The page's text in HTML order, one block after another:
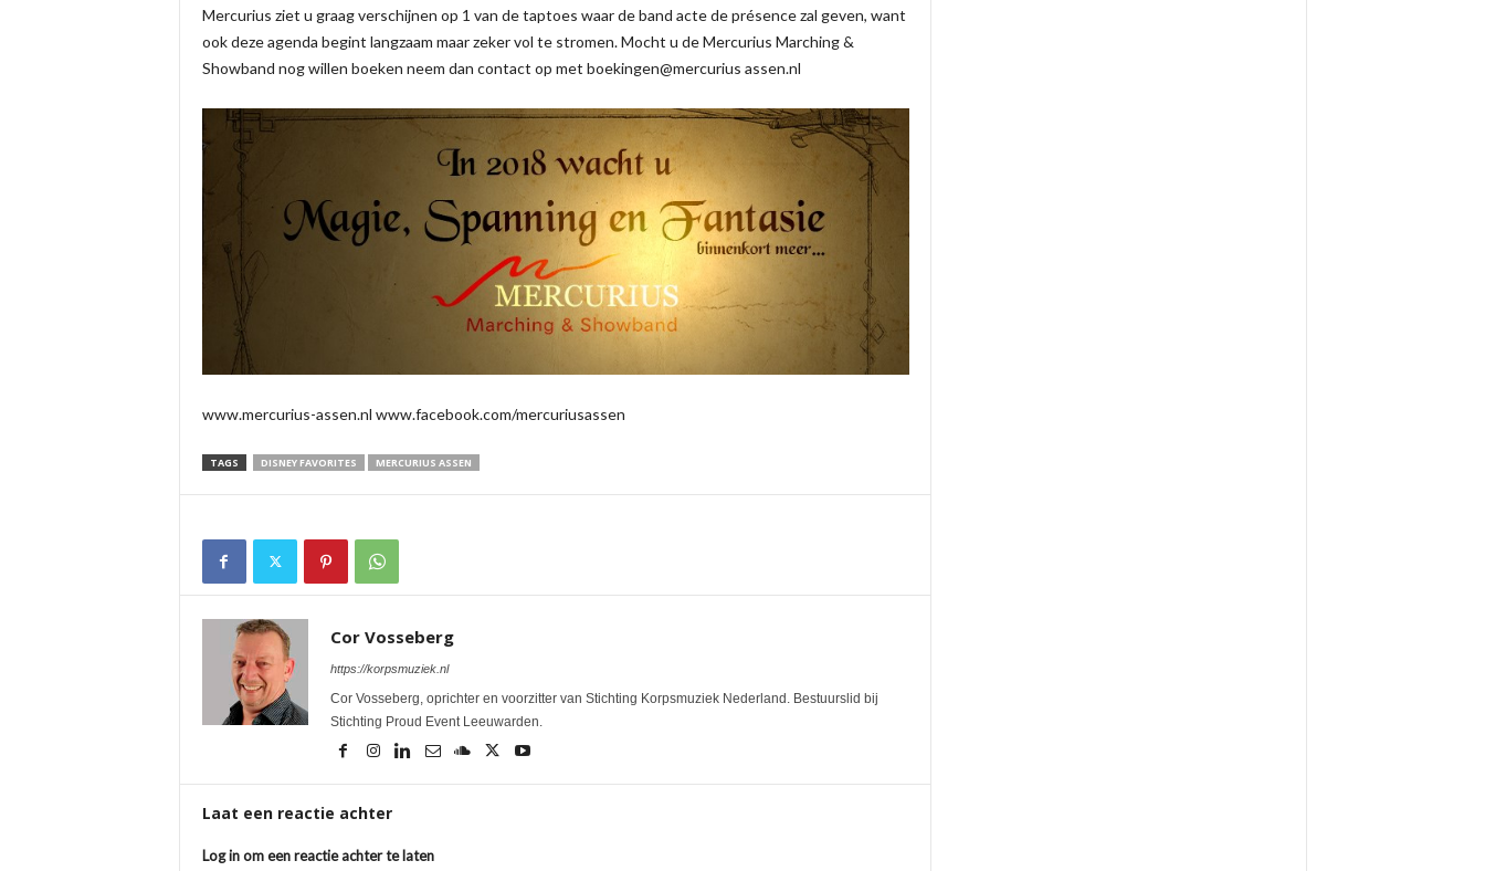
Mercurius ziet u graag verschijnen op 1 van de taptoes waar de band acte de présence zal geven, want
ook deze agenda begint langzaam maar zeker vol te stromen. Mocht u de Mercurius Marching &
Showband nog willen boeken neem dan contact op met boekingen@mercurius assen.nl
www.mercurius-assen.nl www.facebook.com/mercuriusassen
TAGS DISNEY FAVORITES MERCURIUS ASSEN
Cor Vosseberg
https://korpsmuziek.nl
Cor Vosseberg, oprichter en voorzitter van Stichting Korpsmuziek Nederland. Bestuurslid bij
Stichting Proud Event Leeuwarden.
Laat een reactie achter
Log in om een reactie achter te laten